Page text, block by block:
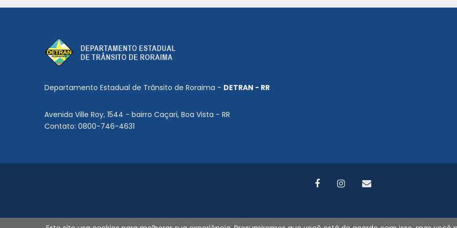
Departamento Estadual de Trânsito de Roraima - DETRAN - RR
Avenida Ville Roy, 1544 - bairro Caçari, Boa Vista - RR
Contato: 0800-746-4631
2026 DETRAN-RR. Todos os direitos reservados. - Por Search